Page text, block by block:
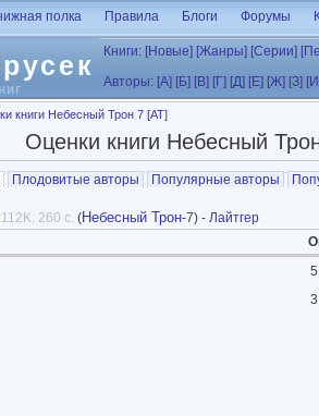
полка Правила Блоги Форумы
Книги: [Новые] [Жанры] [Серии]
Авторы: [А] [Б] [В] [Г] [Д] [Е] [Ж] [З]
книги Небесный Трон 7 [AT]
Оценки книги Небесный
(активная вкладка)
Плодовитые авторы Популярные авторы
260 с. (Небесный Трон-7) - Лайтгер
5
3